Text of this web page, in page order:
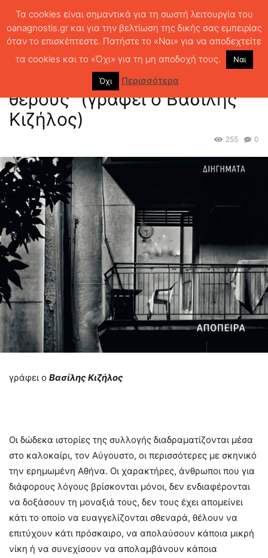
“Η σκληρή μελαγχολία του θέρους” (γράφει ο
Βασίλης Κιζήλος)
“Η σκληρή μελαγχολία του
θέρους” (γράφει ο Βασίλης
Κιζήλος)
0
255
γράφει ο Βασίλης Κιζήλος
Οι δώδεκα ιστορίες της συλλογής διαδραματίζονται μέσα
στο καλοκαίρι, τον Αύγουστο, οι περισσότερες με σκηνικό
την ερημωμένη Αθήνα. Οι χαρακτήρες, άνθρωποι που για
διάφορους λόγους βρίσκονται μόνοι, δεν ενδιαφέρονται
να δοξάσουν τη μοναξιά τους, δεν τους έχει απομείνει
κάτι το οποίο να ευαγγελίζονται σθεναρά, θέλουν να
επιτύχουν κάτι πρόσκαιρο, να απολαύσουν κάποια μικρή
νίκη ή να συνεχίσουν να απολαμβάνουν κάποια
Τα cookies είναι σημαντικά για τη σωστή λειτουργία του
oanagnostis.gr και για την βελτίωση της δικής σας εμπειρίας
όταν το επισκέπτεστε. Πατήστε το «Ναι» για να αποδεχτείτε
τα cookies και το «Όχι» για τη μη αποδοχή τους.
Ναι
Όχι Περισσότερα